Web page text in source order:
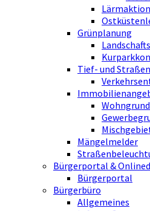
Grünplanung
Tief- und
Mängelmelder
Bürgerportal &
Bürgerportal
Bürgerbüro
Allgemeines